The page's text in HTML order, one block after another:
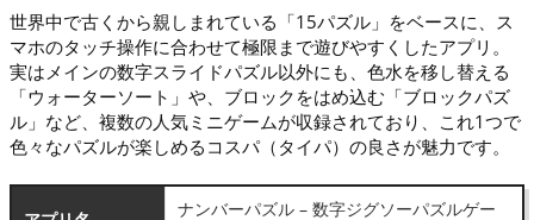
世界中で古くから親しまれている「15パズル」をベースに、ス
マホのタッチ操作に合わせて極限まで遊びやすくしたアプリ。
実はメインの数字スライドパズル以外にも、色水を移し替える
「ウォーターソート」や、ブロックをはめ込む「ブロックパズ
ル」など、複数の人気ミニゲームが収録されており、これ1つで
色々なパズルが楽しめるコスパ（タイパ）の良さが魅力です。
ナンバーパズル – 数字ジグソーパズルゲー